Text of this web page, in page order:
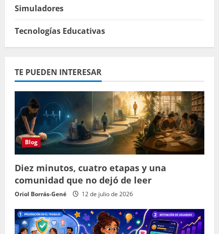
Simuladores
Tecnologías Educativas
TE PUEDEN INTERESAR
Blog
Diez minutos, cuatro etapas y una
comunidad que no dejó de leer
Oriol Borrás-Gené 12 de julio de 2026